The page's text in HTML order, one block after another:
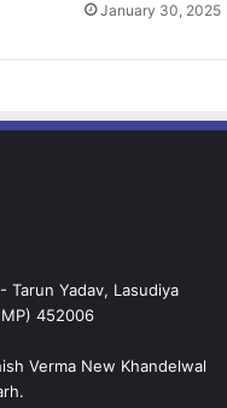
January 30, 2025
Tarun Yadav, Lasudiya
452006
Verma New Khandelwal